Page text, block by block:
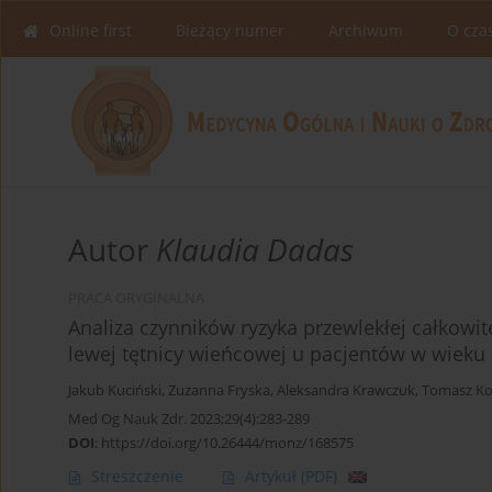
Online first Bieżący numer Archiwum O
Autor Klaudia Dadas
Analiza czynników ryzyka przewlekłej
lewej tętnicy wieńcowej u pacjentów w
Jakub Kuciński, Zuzanna Fryska, Aleksandra Krawczuk, Tomasz
Med Og Nauk Zdr. 2023;29(4):283-289
DOI: https://doi.org/10.26444/monz/168575
Streszczenie Artykuł (PDF)